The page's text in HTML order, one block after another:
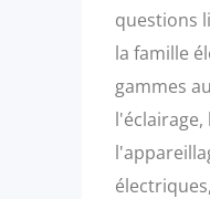
questions
la famille
gammes